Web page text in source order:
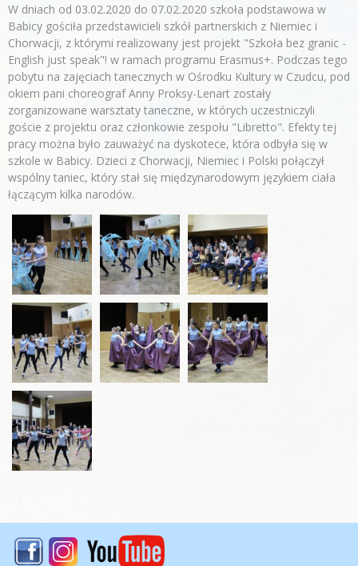
W dniach od 03.02.2020 do 07.02.2020 szkoła podstawowa w
Babicy gościła przedstawicieli szkół partnerskich z Niemiec i
Chorwacji, z którymi realizowany jest projekt "Szkoła bez granic -
English just speak"! w ramach programu Erasmus+. Podczas tego
pobytu na zajęciach tanecznych w Ośrodku Kultury w Czudcu, pod
okiem pani choreograf Anny Proksy-Lenart zostały
zorganizowane warsztaty taneczne, w których uczestniczyli
goście z projektu oraz członkowie zespołu "Libretto". Efekty tej
pracy można było zauważyć na dyskotece, która odbyła się w
szkole w Babicy. Dzieci z Chorwacji, Niemiec i Polski połączył
wspólny taniec, który stał się międzynarodowym językiem ciała
łączącym kilka narodów.